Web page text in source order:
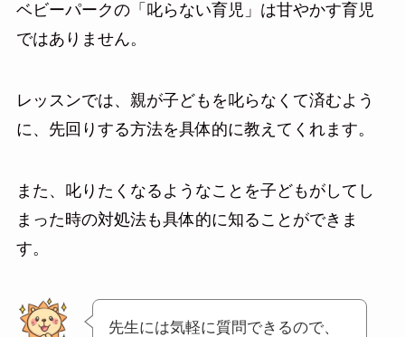
ベビーパークの「叱らない育児」は甘やかす育児
ではありません。
レッスンでは、親が子どもを叱らなくて済むよう
に、先回りする方法を具体的に教えてくれます。
また、叱りたくなるようなことを子どもがしてし
まった時の対処法も具体的に知ることができま
す。
先生には気軽に質問できるので、